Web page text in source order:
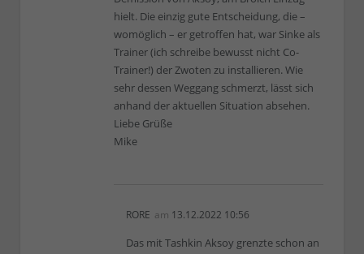
hielt. Die einzig gute Entscheidung, die –
womöglich – er getroffen hat, war Sinke als
Trainer (ich schreibe bewusst nicht Co-
Trainer!) der Zwoten zu installieren. Wie
sehr dessen Weggang schmerzt, lässt sich
anhand der aktuellen Situation absehen.
Liebe Grüße
Mike
RORE am 13.12.2022 10:56
Das mit Tashkin Aksoy grenzte schon an